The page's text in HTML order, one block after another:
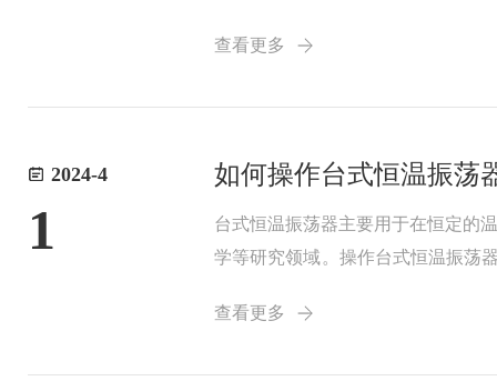
度时，应根据实验需...
查看更多
2024-4
1
如何操作台式恒温振荡
台式恒温振荡器主要用于在恒定的
学等研究领域。操作台式恒温振荡
在振荡过程中泄漏或...
查看更多